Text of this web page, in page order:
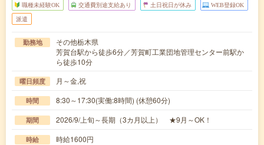
職種未経験OK 交通費別途支給あり 土日祝日が休み WEB登録OK
派遣
勤務地
その他栃木県
芳賀台駅から徒歩6分／芳賀町工業団地管理センター前駅か
ら徒歩10分
曜日頻度 月～金,祝
時間 8:30～17:30(実働:8時間) (休憩60分)
期間 2026/9/上旬～長期（3カ月以上） ★9月～OK！
時給 時給1600円